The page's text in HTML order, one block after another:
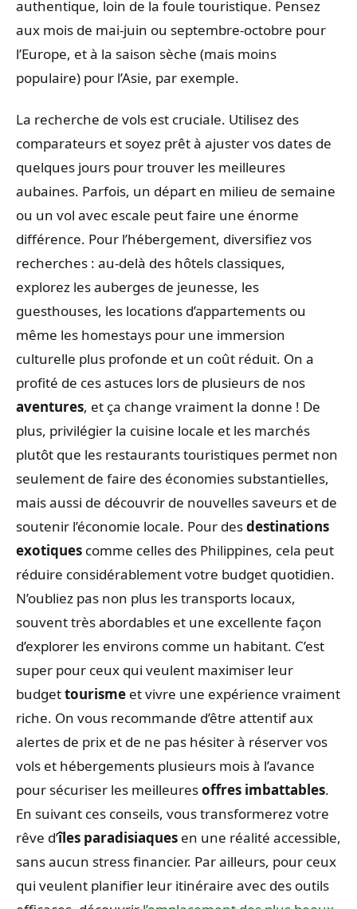
authentique, loin de la foule touristique. Pensez
aux mois de mai-juin ou septembre-octobre pour
l’Europe, et à la saison sèche (mais moins
populaire) pour l’Asie, par exemple.
La recherche de vols est cruciale. Utilisez des
comparateurs et soyez prêt à ajuster vos dates de
quelques jours pour trouver les meilleures
aubaines. Parfois, un départ en milieu de semaine
ou un vol avec escale peut faire une énorme
différence. Pour l’hébergement, diversifiez vos
recherches : au-delà des hôtels classiques,
explorez les auberges de jeunesse, les
guesthouses, les locations d’appartements ou
même les homestays pour une immersion
culturelle plus profonde et un coût réduit. On a
profité de ces astuces lors de plusieurs de nos
aventures, et ça change vraiment la donne ! De
plus, privilégier la cuisine locale et les marchés
plutôt que les restaurants touristiques permet non
seulement de faire des économies substantielles,
mais aussi de découvrir de nouvelles saveurs et de
soutenir l’économie locale. Pour desdestinations
exotiques comme celles des Philippines, cela peut
réduire considérablement votre budget quotidien.
N’oubliez pas non plus les transports locaux,
souvent très abordables et une excellente façon
d’explorer les environs comme un habitant. C’est
super pour ceux qui veulent maximiser leur
budgettourisme et vivre une expérience vraiment
riche. On vous recommande d’être attentif aux
alertes de prix et de ne pas hésiter à réserver vos
vols et hébergements plusieurs mois à l’avance
pour sécuriser les meilleuresoffres imbattables.
En suivant ces conseils, vous transformerez votre
rêve d’îles paradisiaques en une réalité accessible,
sans aucun stress financier. Par ailleurs, pour ceux
qui veulent planifier leur itinéraire avec des outils